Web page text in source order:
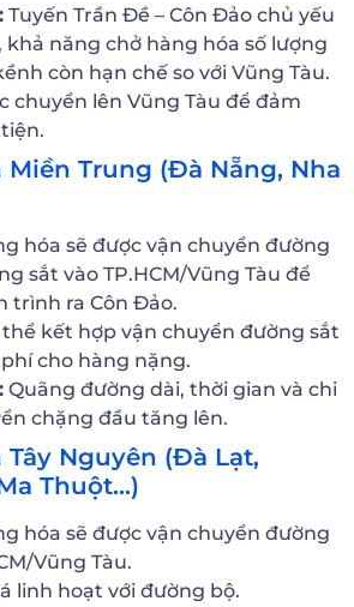
Tuyến Trần Đề – Côn Đảo chủ yếu
khả năng chở hàng hóa số lượng
còn hạn chế so với Vũng Tàu.
chuyển lên Vũng Tàu để đảm
Miền Trung (Đà Nẵng, Nha
hóa sẽ được vận chuyển đường
sắt vào TP.HCM/Vũng Tàu để
trình ra Côn Đảo.
thể kết hợp vận chuyển đường sắt
cho hàng nặng.
Quãng đường dài, thời gian và chi
chặng đầu tăng lên.
Tây Nguyên (Đà Lạt,
Thuột…)
hóa sẽ được vận chuyển đường
Vũng Tàu.
linh hoạt với đường bộ.